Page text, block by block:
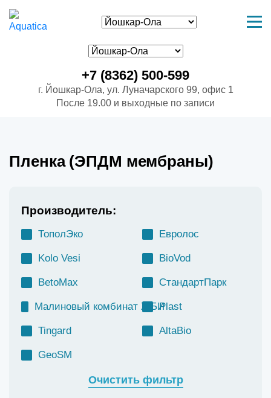
+7 (8362) 500-599
г. Йошкар-Ола, ул. Луначарского 99, офис 1
После 19.00 и выходные по записи
Пленка (ЭПДМ мембраны)
Производитель:
ТополЭко Евролос
Kolo Vesi BioVod
BetoMax СтандартПарк
Малиновый комбинат ЖБИPlast
Tingard AltaBio
GeoSM
Очистить фильтр